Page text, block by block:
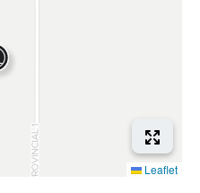
Leaflet